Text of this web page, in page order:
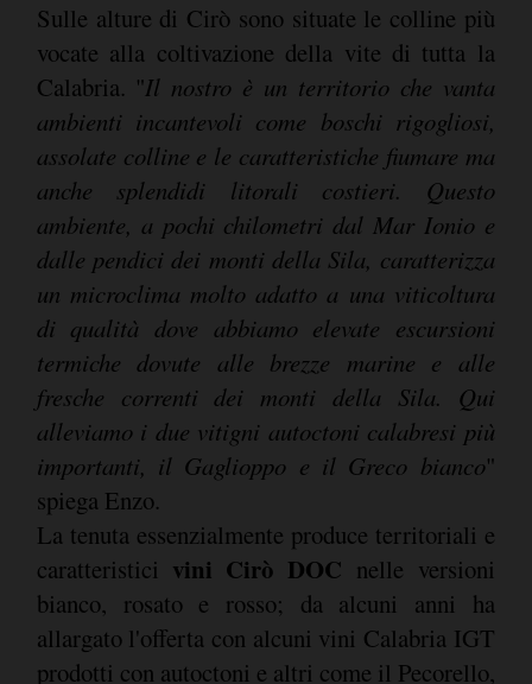
Sulle alture di Cirò sono situate le colline più
vocate alla coltivazione della vite di tutta la
Calabria. "Il nostro è un territorio che vanta
ambienti incantevoli come boschi rigogliosi,
assolate colline e le caratteristiche fiumare ma
anche splendidi litorali costieri. Questo
ambiente, a pochi chilometri dal Mar Ionio e
dalle pendici dei monti della Sila, caratterizza
un microclima molto adatto a una viticoltura
di qualità dove abbiamo elevate escursioni
termiche dovute alle brezze marine e alle
fresche correnti dei monti della Sila. Qui
alleviamo i due vitigni autoctoni calabresi più
importanti, il Gaglioppo e il Greco bianco"
spiega Enzo.
La tenuta essenzialmente produce territoriali e
caratteristici vini Cirò DOC nelle versioni
bianco, rosato e rosso; da alcuni anni ha
allargato l'offerta con alcuni vini Calabria IGT
prodotti con autoctoni e altri come il Pecorello,